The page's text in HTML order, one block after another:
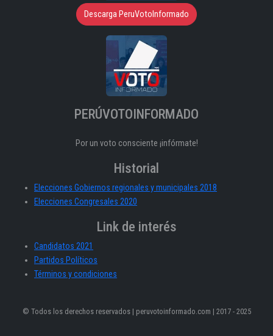
Descarga PeruVotoInformado
PERÚVOTOINFORMADO
Por un voto consciente ¡infórmate!
Historial
Elecciones Gobiernos regionales y municipales 2018
Elecciones Congresales 2020
Link de interés
Candidatos 2021
Partidos Políticos
Términos y condiciones
© Todos los derechos reservados | peruvotoinformado.com | 2017 - 2025